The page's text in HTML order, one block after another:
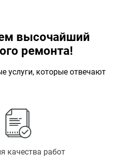
высочайший
ремонта!
услуги, которые отвечают
качества работ